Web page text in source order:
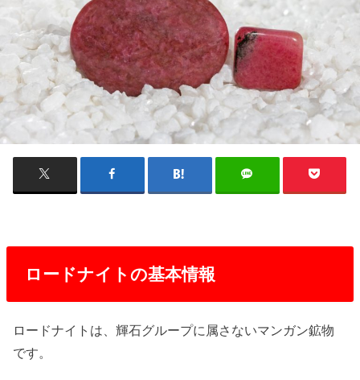
ロードナイトの基本情報
ロードナイトは、輝石グループに属さないマンガン鉱物
です。